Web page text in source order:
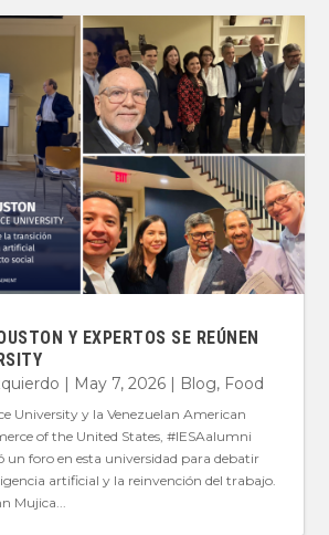
Y EXPERTOS SE REÚNEN
| May 7, 2026 | Blog, Food
University y la Venezuelan American
of the United States, #IESAalumni
un foro en esta universidad para debatir
artificial y la reinvención del trabajo.
Mujica...